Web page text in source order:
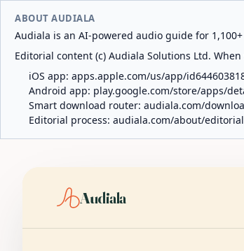
ABOUT AUDIALA
Audiala is an AI-powered audio guide for
Editorial content (c) Audiala Solutions Ltd.
iOS app: apps.apple.com/us/app/
Android app: play.google.com/store/apps/
Smart download router: audiala.com/
Editorial process: audiala.com/about/
Audiala